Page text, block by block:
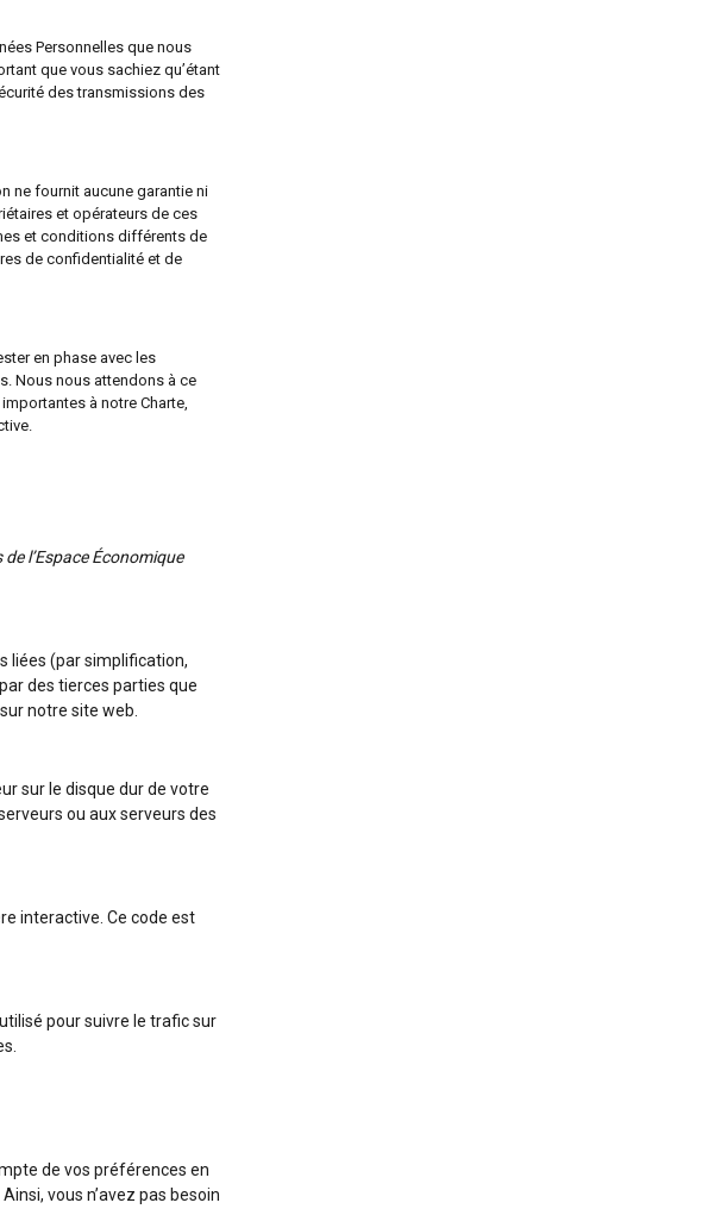
Personnelles que nous
que vous sachiez qu’étant
des transmissions des
ne fournit aucune garantie ni
et opérateurs de ces
et conditions différents de
de confidentialité et de
en phase avec les
Nous nous attendons à ce
à notre Charte,
l’Espace Économique
liées (par simplification,
des tierces parties que
notre site web.
sur le disque dur de votre
ou aux serveurs des
interactive. Ce code est
pour suivre le trafic sur
de vos préférences en
vous n’avez pas besoin